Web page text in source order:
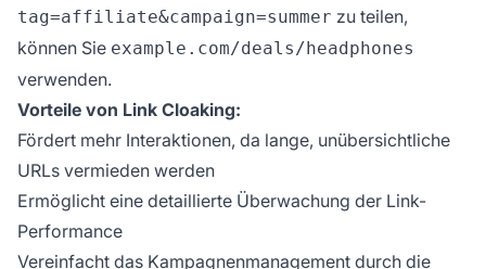
tag=affiliate&campaign=summer zu teilen,
können Sie example.com/deals/headphones
verwenden.
Vorteile von Link Cloaking:
Fördert mehr Interaktionen, da lange, unübersichtliche
URLs vermieden werden
Ermöglicht eine detaillierte Überwachung der Link-
Performance
Vereinfacht das Kampagnenmanagement durch die